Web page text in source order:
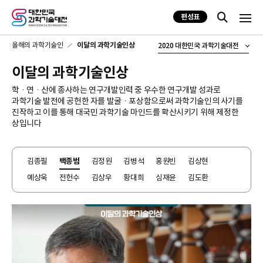
2020 대한민국 과학기술대전
편성표
올해의 과학기술인 이달의 과학기술인상
이달의 과학기술인상
학ㆍ연ㆍ산에 종사하는 연구개발인력 중 우수한 연구개발 성과로
과학기술 발전에 공헌한 자를 발굴ㆍ포상함으로써 과학기술인의 사기를
진작하고 이를 통해 대국민 과학기술 마인드를 확산시키기 위해 제정한
상입니다
김종필 백종범 김정원 김병석 홍원빈
김상현
예상욱
전헌수 김상우 황대희 심재윤 김도환